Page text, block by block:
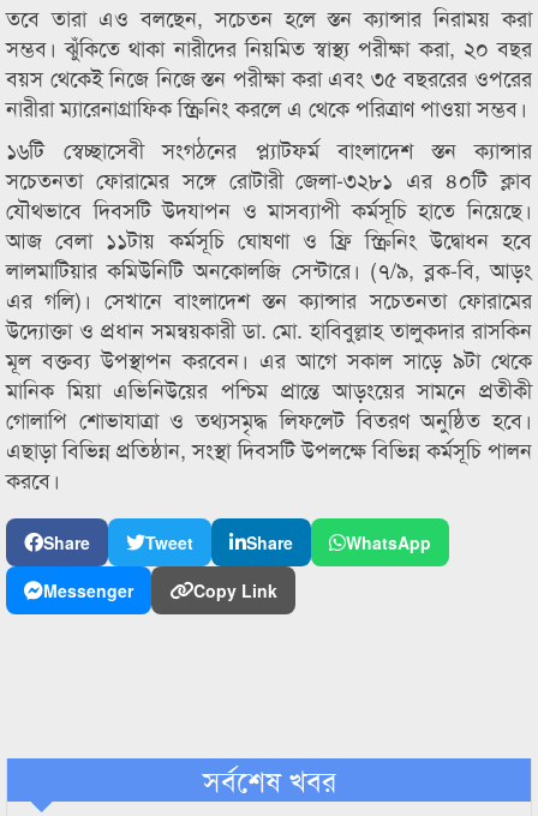
তবে তারা এও বলছেন, সচেতন হলে স্তন ক্যান্সার নিরাময় করা
সম্ভব। ঝুঁকিতে থাকা নারীদের নিয়মিত স্বাস্থ্য পরীক্ষা করা, ২০ বছর
বয়স থেকেই নিজে নিজে স্তন পরীক্ষা করা এবং ৩৫ বছররের ওপরের
নারীরা ম্যারেনাগ্রাফিক স্ক্রিনিং করলে এ থেকে পরিত্রাণ পাওয়া সম্ভব।
১৬টি স্বেচ্ছাসেবী সংগঠনের প্ল্যাটফর্ম বাংলাদেশ স্তন ক্যান্সার
সচেতনতা ফোরামের সঙ্গে রোটারী জেলা-৩২৮১ এর ৪০টি ক্লাব
যৌথভাবে দিবসটি উদযাপন ও মাসব্যাপী কর্মসূচি হাতে নিয়েছে।
আজ বেলা ১১টায় কর্মসূচি ঘোষণা ও ফ্রি স্ক্রিনিং উদ্বোধন হবে
লালমাটিয়ার কমিউনিটি অনকোলজি সেন্টারে। (৭/৯, ব্লক-বি, আড়ং
এর গলি)। সেখানে বাংলাদেশ স্তন ক্যান্সার সচেতনতা ফোরামের
উদ্যোক্তা ও প্রধান সমন্বয়কারী ডা. মো. হাবিবুল্লাহ তালুকদার রাসকিন
মূল বক্তব্য উপস্থাপন করবেন। এর আগে সকাল সাড়ে ৯টা থেকে
মানিক মিয়া এভিনিউয়ের পশ্চিম প্রান্তে আড়ংয়ের সামনে প্রতীকী
গোলাপি শোভাযাত্রা ও তথ্যসমৃদ্ধ লিফলেট বিতরণ অনুষ্ঠিত হবে।
এছাড়া বিভিন্ন প্রতিষ্ঠান, সংস্থা দিবসটি উপলক্ষে বিভিন্ন কর্মসূচি পালন
করবে।
Share Tweet Share
WhatsApp
Messenger
Copy Link
সর্বশেষ খবর